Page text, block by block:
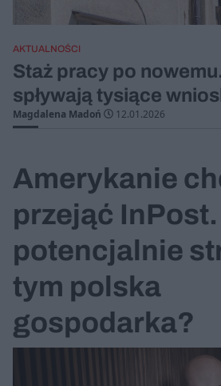
AKTUALNOŚCI
Staż pracy po
spływają tysiące
Magdalena Madoń 12.01.2026
Amerykanie
przejąć
potencjalnie
tym polska
gospodarka?